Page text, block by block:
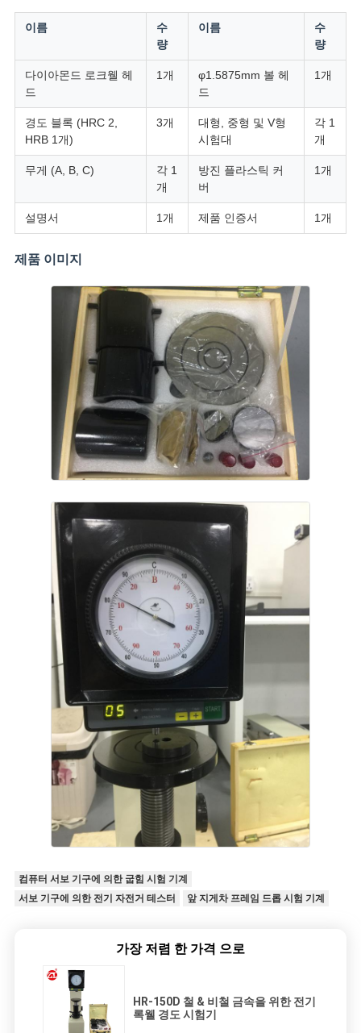
이름
수
량
이름
수
량
다이아몬드 로크웰 헤
드
1개
φ1.5875mm 볼 헤
드
1개
경도 블록 (HRC 2,
HRB 1개)
3개
대형, 중형 및 V형
시험대
각 1
개
무게 (A, B, C)
각 1
개
방진 플라스틱 커
버
1개
설명서 1개 제품 인증서 1개
제품 이미지
컴퓨터 서보 기구에 의한 굽힘 시험 기계
서보 기구에 의한 전기 자전거 테스터
앞 지게차 프레임 드롭 시험 기계
가장 저렴 한 가격 으로
HR-150D 철 & 비철 금속을 위한 전기
록웰 경도 시험기